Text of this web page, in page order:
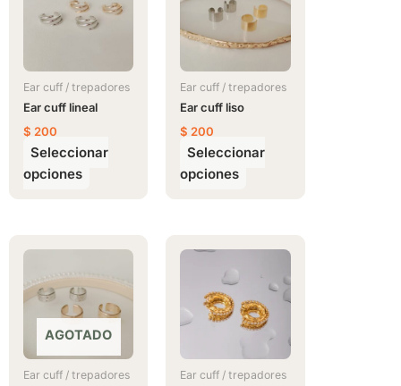
Ear cuff / trepadores
Ear cuff lineal
$ 200
Seleccionar
opciones
múltiples
Las
opciones
se
pueden
elegir
en
producto
Ear cuff / trepadores
Ear cuff liso
$ 200
Seleccionar
opciones
múltiples
variantes.
Las
opciones
se
pueden
elegir
en
producto
AGOTADO
Ear cuff / trepadores
Este
tiene
múltiples
variantes.
Las
opciones
Ear cuff / trepadores